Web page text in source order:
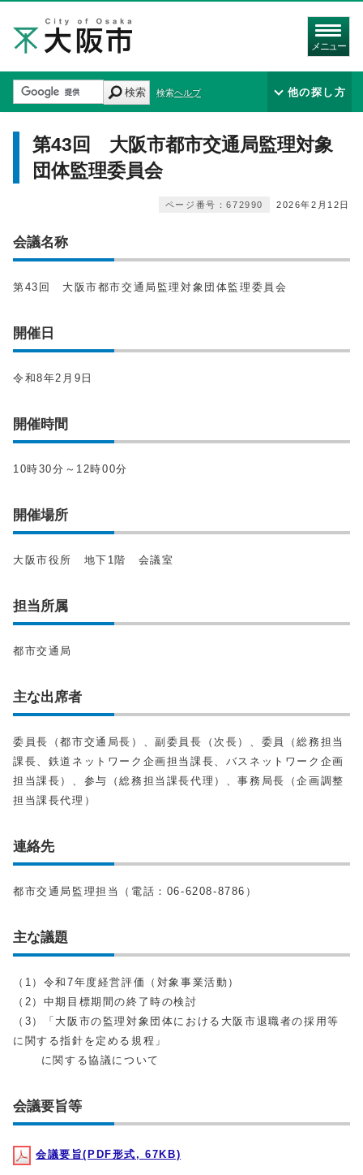
メニュー
検索 検索ヘルプ 他の探し方
第43回 大阪市都市交通局監理対象
団体監理委員会
2026年2月12日
ページ番号：672990
会議名称
第43回 大阪市都市交通局監理対象団体監理委員会
開催日
令和8年2月9日
開催時間
10時30分～12時00分
開催場所
大阪市役所 地下1階 会議室
担当所属
都市交通局
主な出席者
委員長（都市交通局長）、副委員長（次長）、委員（総務担当
課長、鉄道ネットワーク企画担当課長、バスネットワーク企画
担当課長）、参与（総務担当課長代理）、事務局長（企画調整
担当課長代理）
連絡先
都市交通局監理担当（電話：06-6208-8786）
主な議題
（1）令和7年度経営評価（対象事業活動）
（2）中期目標期間の終了時の検討
（3）「大阪市の監理対象団体における大阪市退職者の採用等
に関する指針を定める規程」
に関する協議について
会議要旨等
会議要旨(PDF形式, 67KB)